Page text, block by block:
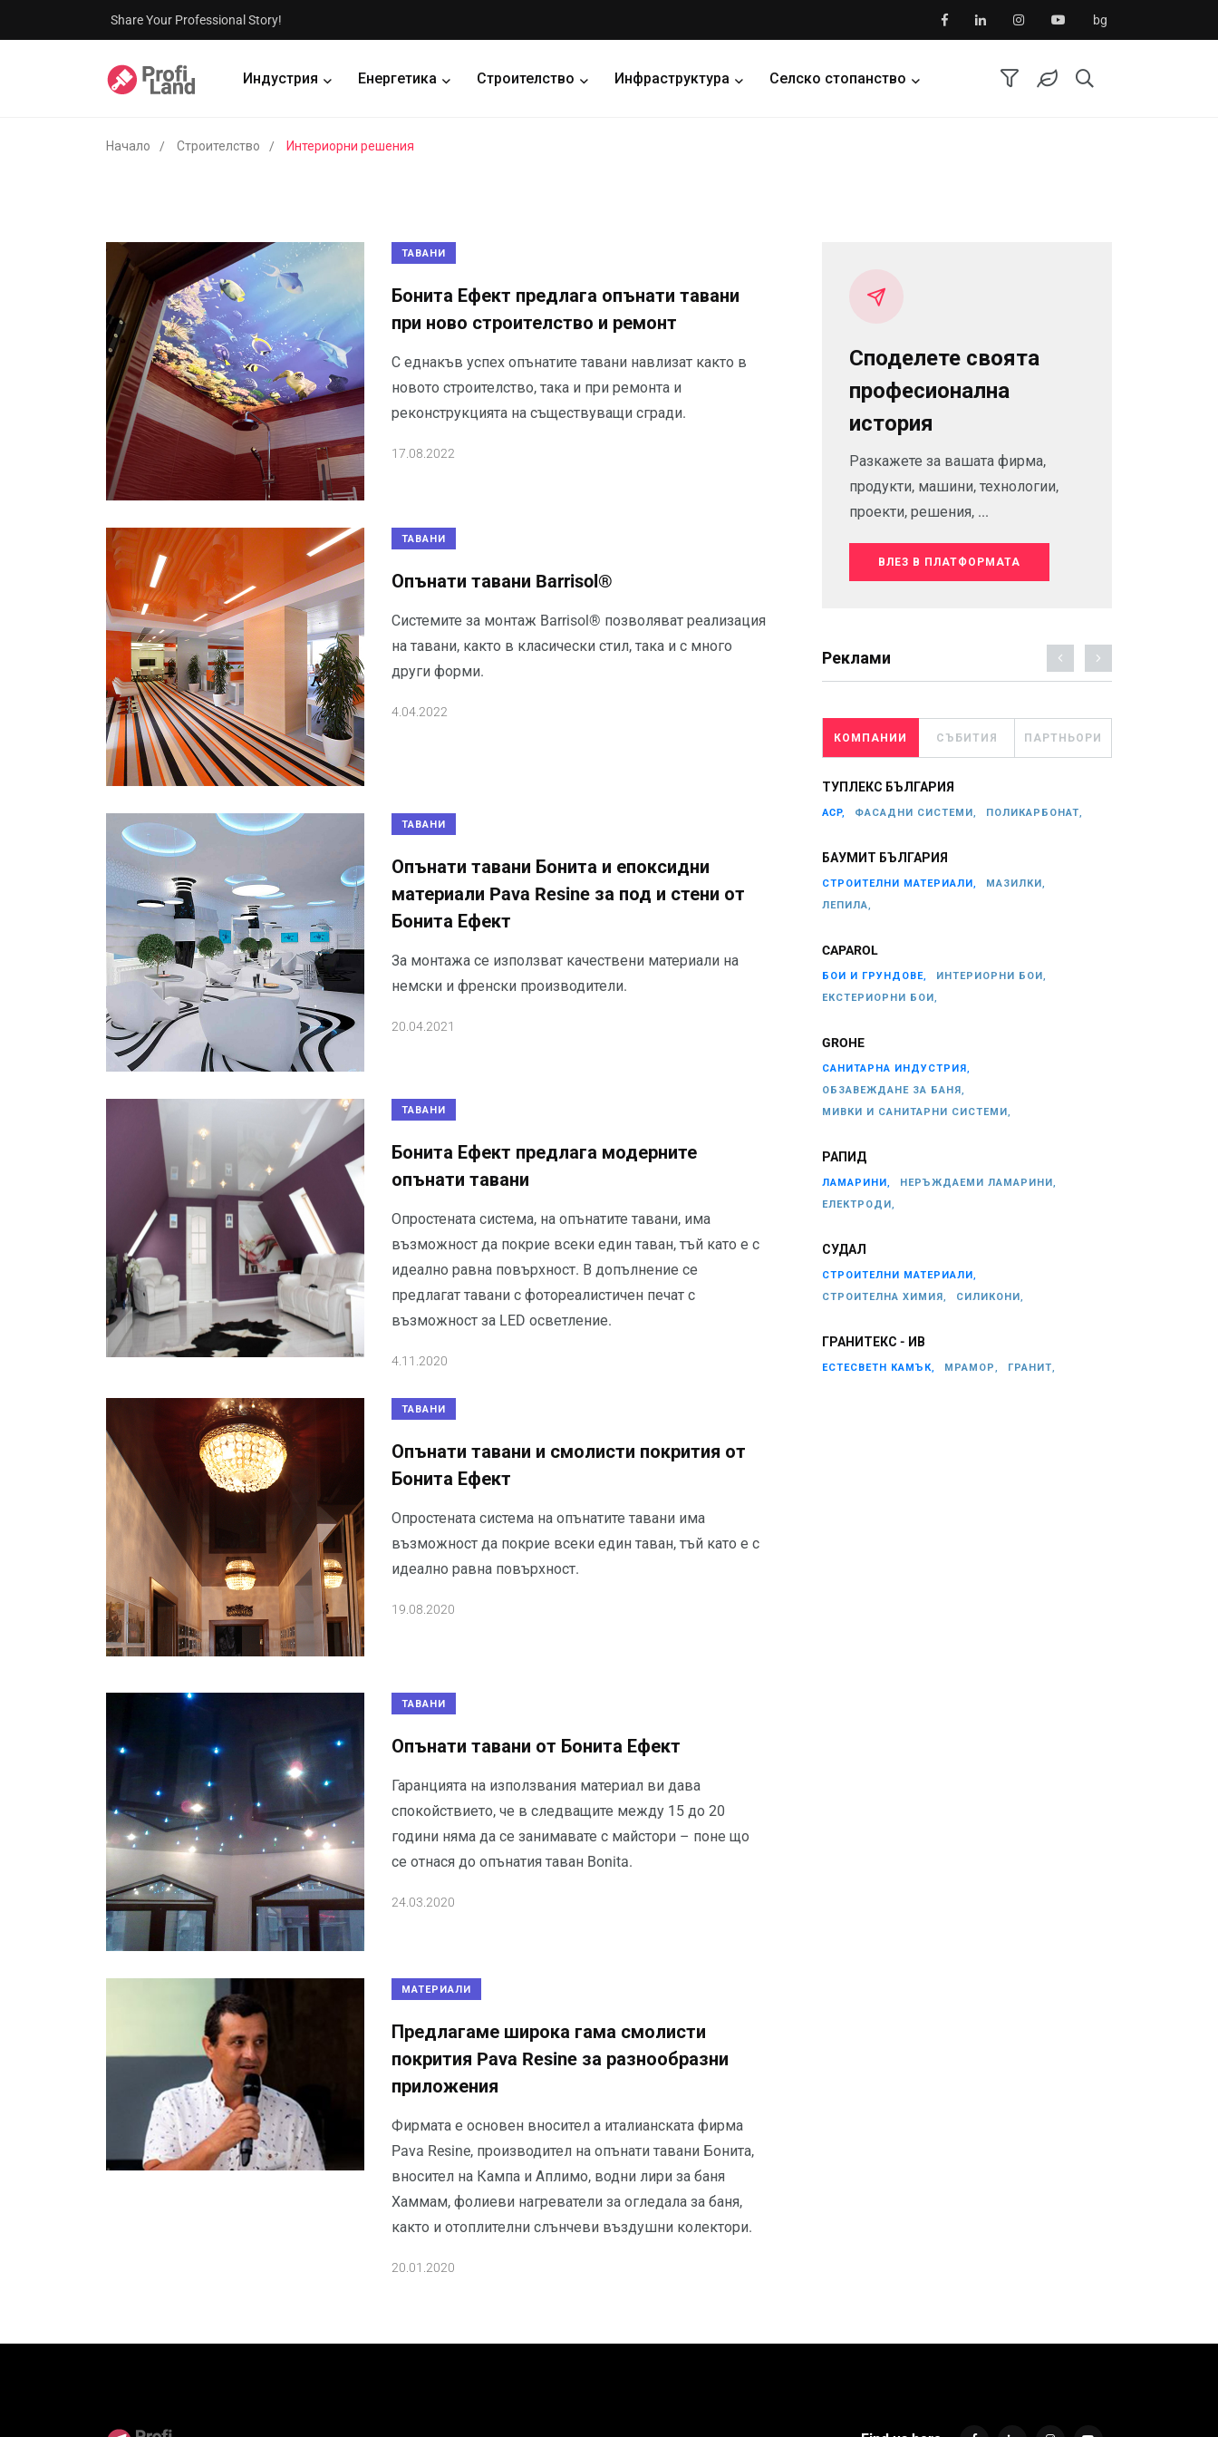
Share Your Professional Story! bg
Индустрия Енергетика Строителство Инфраструктура Селско стопанство
Начало Строителство Интериорни решения
ТАВАНИ
Бонита Ефект предлага опънати тавани
при ново строителство и ремонт
С еднакъв успех опънатите тавани навлизат както в
новото строителство, така и при ремонта и
реконструкцията на съществуващи сгради.
17.08.2022
ТАВАНИ
Опънати тавани Barrisol®
Системите за монтаж Barrisol® позволяват реализация
на тавани, както в класически стил, така и с много
други форми.
4.04.2022
ТАВАНИ
Опънати тавани Бонита и епоксидни
материали Pava Resine за под и стени от
Бонита Ефект
За монтажа се използват качествени материали на
немски и френски производители.
20.04.2021
ТАВАНИ
Бонита Ефект предлага модерните
опънати тавани
Опростената система, на опънатите тавани, има
възможност да покрие всеки един таван, тъй като е с
идеално равна повърхност. В допълнение се
предлагат тавани с фотореалистичен печат с
възможност за LED осветление.
4.11.2020
ТАВАНИ
Опънати тавани и смолисти покрития от
Бонита Ефект
Опростената система на опънатите тавани има
възможност да покрие всеки един таван, тъй като е с
идеално равна повърхност.
19.08.2020
ТАВАНИ
Опънати тавани от Бонита Ефект
Гаранцията на използвания материал ви дава
спокойствието, че в следващите между 15 до 20
години няма да се занимавате с майстори – поне що
се отнася до опънатия таван Bonita.
24.03.2020
МАТЕРИАЛИ
Предлагаме широка гама смолисти
покрития Pava Resine за разнообразни
приложения
Фирмата е основен вносител а италианската фирма
Pava Resine, производител на опънати тавани Бонита,
вносител на Кампа и Аплимо, водни лири за баня
Хаммам, фолиеви нагреватели за огледала за баня,
както и отоплителни слънчеви въздушни колектори.
20.01.2020
Споделете своята
професионална
история
Разкажете за вашата фирма,
продукти, машини, технологии,
проекти, решения, ...
ВЛЕЗ В ПЛАТФОРМАТА
Реклами
КОМПАНИИ СЪБИТИЯ ПАРТНЬОРИ
ТУПЛЕКС БЪЛГАРИЯ
ACP, ФАСАДНИ СИСТЕМИ, ПОЛИКАРБОНАТ,
БАУМИТ БЪЛГАРИЯ
СТРОИТЕЛНИ МАТЕРИАЛИ,
МАЗИЛКИ,
ЛЕПИЛА,
CAPAROL
БОИ И ГРУНДОВЕ,
ИНТЕРИОРНИ БОИ,
ЕКСТЕРИОРНИ БОИ,
GROHE
САНИТАРНА ИНДУСТРИЯ,
ОБЗАВЕЖДАНЕ ЗА БАНЯ,
МИВКИ И САНИТАРНИ СИСТЕМИ,
РАПИД
ЛАМАРИНИ,
НЕРЪЖДАЕМИ ЛАМАРИНИ,
ЕЛЕКТРОДИ,
СУДАЛ
СТРОИТЕЛНИ МАТЕРИАЛИ,
СТРОИТЕЛНА ХИМИЯ,
СИЛИКОНИ,
ГРАНИТЕКС - ИВ
ЕСТЕСВЕТН КАМЪК, МРАМОР, ГРАНИТ,